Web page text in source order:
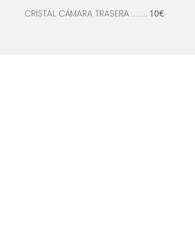
CRISTAL CÁMARA TRASERA ....... 10€